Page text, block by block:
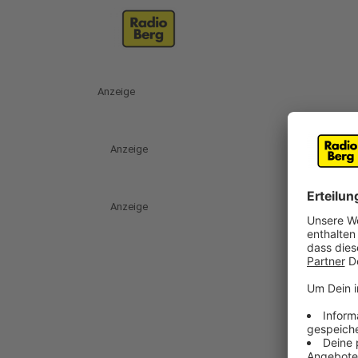
Anzeige
Anzeige
Anzeige